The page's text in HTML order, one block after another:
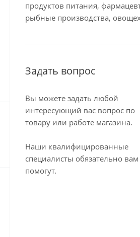
продуктов питания,
рыбные производства,
Задать вопрос
Вы можете задать любой
интересующий вас вопрос по
товару или работе магазина.
Наши квалифицированные
специалисты обязательно вам
помогут.